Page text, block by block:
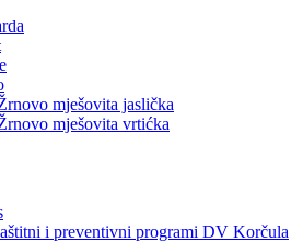
mješovita jaslička
mješovita vrtićka
i preventivni programi DV Korčula